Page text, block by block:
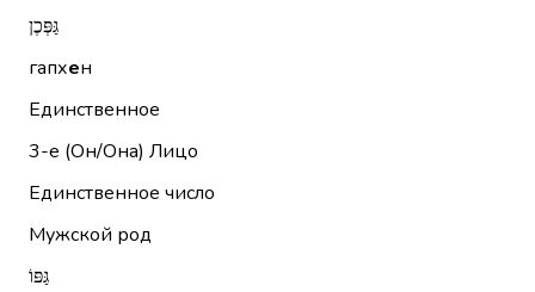
גַּפְּכֶן
гапхен
Единственное
3-е (Он/Она) Лицо
Единственное число
Мужской род
גַּפּוֹ